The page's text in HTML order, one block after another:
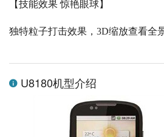
【技能效果 惊艳眼球】
独特粒子打击效果， 3D缩放查看全
U8180机型介绍